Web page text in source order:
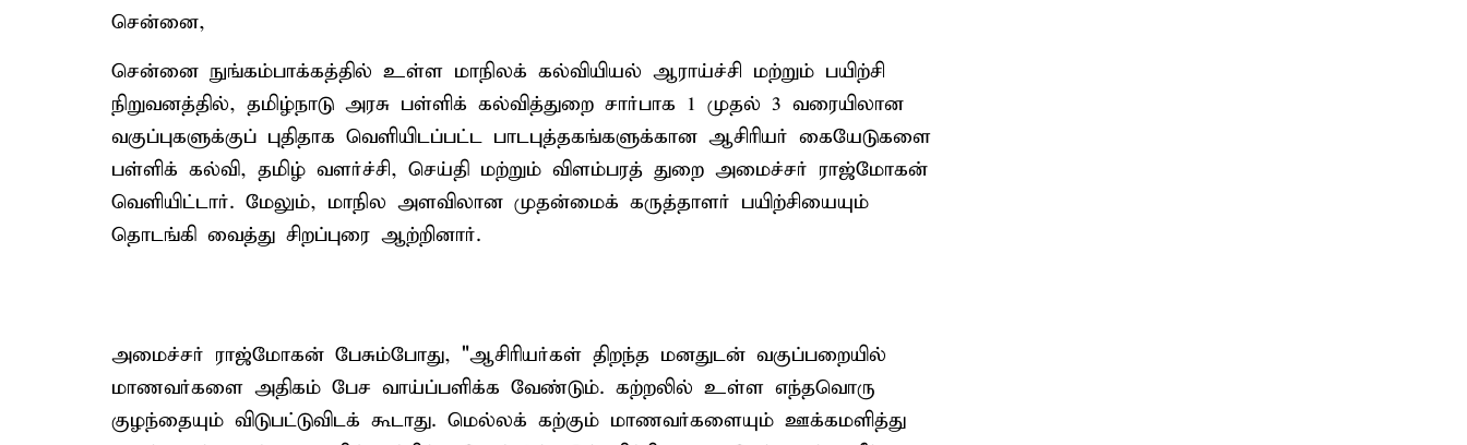
சென்னை,
சென்னை நுங்கம்பாக்கத்தில் உள்ள மாநிலக் கல்வியியல் ஆராய்ச்சி மற்றும் பயிற்சி
நிறுவனத்தில், தமிழ்நாடு அரசு பள்ளிக் கல்வித்துறை சார்பாக 1 முதல் 3 வரையிலான
வகுப்புகளுக்குப் புதிதாக வெளியிடப்பட்ட பாடபுத்தகங்களுக்கான ஆசிரியர் கையேடுகளை
பள்ளிக் கல்வி, தமிழ் வளர்ச்சி, செய்தி மற்றும் விளம்பரத் துறை அமைச்சர் ராஜ்மோகன்
வெளியிட்டார். மேலும், மாநில அளவிலான முதன்மைக் கருத்தாளர் பயிற்சியையும்
தொடங்கி வைத்து சிறப்புரை ஆற்றினார்.
அமைச்சர் ராஜ்மோகன் பேசும்போது, "ஆசிரியர்கள் திறந்த மனதுடன் வகுப்பறையில்
மாணவர்களை அதிகம் பேச வாய்ப்பளிக்க வேண்டும். கற்றலில் உள்ள எந்தவொரு
குழந்தையும் விடுபட்டுவிடக் கூடாது. மெல்லக் கற்கும் மாணவர்களையும் ஊக்கமளித்து